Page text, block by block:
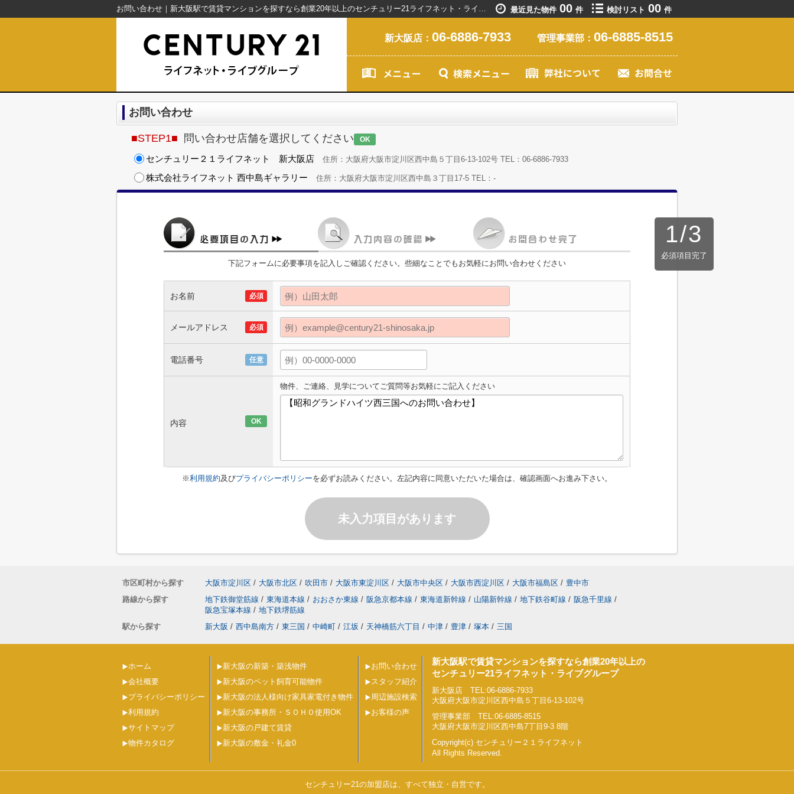
お問い合わせ｜新大阪駅で賃貸マンションを探すなら創業20年以上のセンチュリー21ライフネット・ライブグループ 最近見た物件 00 件 検討リスト 00 件
新大阪店： 06-6886-7933 管理事業部： 06-6885-8515
お問い合わせ
■STEP1■ 問い合わせ店舗を選択してください OK
センチュリー２１ライフネット 新大阪店 住所：大阪府大阪市淀川区西中島５丁目6-13-102号 TEL：06-6886-7933
株式会社ライフネット 西中島ギャラリー 住所：大阪府大阪市淀川区西中島３丁目17-5 TEL：-
1/3
必須項目完了
下記フォームに必要事項を記入しご確認ください。些細なことでもお気軽にお問い合わせください
お名前 必須
メールアドレス 必須
電話番号 任意
内容 OK
物件、ご連絡、見学についてご質問等お気軽にご記入ください
※利用規約及びプライバシーポリシーを必ずお読みください。左記内容に同意いただいた場合は、確認画面へお進み下さい。
未入力項目があります
市区町村から探す 大阪市淀川区 / 大阪市北区 / 吹田市 / 大阪市東淀川区 / 大阪市中央区 / 大阪市西淀川区 / 大阪市福島区 / 豊中市
路線から探す
地下鉄御堂筋線 / 東海道本線 / おおさか東線 / 阪急京都本線 / 東海道新幹線 / 山陽新幹線 / 地下鉄谷町線 / 阪急千里線 /
阪急宝塚本線 / 地下鉄堺筋線
駅から探す
新大阪 / 西中島南方 / 東三国 / 中崎町 / 江坂 / 天神橋筋六丁目 / 中津 / 豊津 / 塚本 / 三国
ホーム
会社概要
プライバシーポリシー
利用規約
サイトマップ
物件カタログ
新大阪の新築・築浅物件
新大阪のペット飼育可能物件
新大阪の法人様向け家具家電付き物件
新大阪の事務所・ＳＯＨＯ使用OK
新大阪の戸建て賃貸
新大阪の敷金・礼金0
お問い合わせ
スタッフ紹介
周辺施設検索
お客様の声
新大阪駅で賃貸マンションを探すなら創業20年以上の
センチュリー21ライフネット・ライブグループ
新大阪店 TEL:06-6886-7933
大阪府大阪市淀川区西中島５丁目6-13-102号
管理事業部 TEL:06-6885-8515
大阪府大阪市淀川区西中島7丁目9-3 8階
Copyright(c) センチュリー２１ライフネット
All Rights Reserved.
センチュリー21の加盟店は、すべて独立・自営です。